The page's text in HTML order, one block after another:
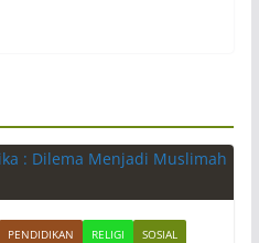
PENDIDIKAN RELIGI
SOSIAL